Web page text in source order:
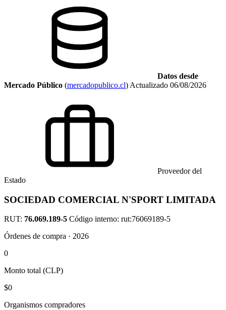
Datos desde
Mercado Público (mercadopublico.cl) Actualizado 06/08/2026
Proveedor del
Estado
SOCIEDAD COMERCIAL N'SPORT LIMITADA
RUT: 76.069.189-5 Código interno: rut:76069189-5
Órdenes de compra · 2026
0
Monto total (CLP)
$0
Organismos compradores